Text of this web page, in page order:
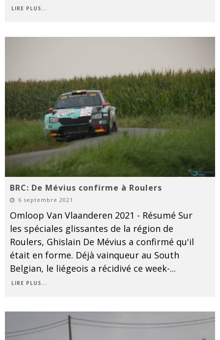
LIRE PLUS...
BRC: De Mévius confirme à Roulers
6 septembre 2021
Omloop Van Vlaanderen 2021 - Résumé Sur
les spéciales glissantes de la région de
Roulers, Ghislain De Mévius a confirmé qu'il
était en forme. Déjà vainqueur au South
Belgian, le liégeois a récidivé ce week-...
LIRE PLUS...